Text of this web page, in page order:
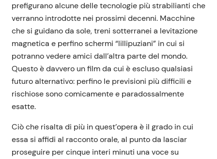
prefigurano alcune delle tecnologie più strabilianti che
verranno introdotte nei prossimi decenni. Macchine
che si guidano da sole, treni sotterranei a levitazione
magnetica e perfino schermi “lillipuziani” in cui si
potranno vedere amici dall’altra parte del mondo.
Questo è davvero un film da cui è escluso qualsiasi
futuro alternativo: perfino le previsioni più difficili e
rischiose sono comicamente e paradossalmente
esatte.
Ciò che risalta di più in quest’opera è il grado in cui
essa si affidi al racconto orale, al punto da lasciar
proseguire per cinque interi minuti una voce su